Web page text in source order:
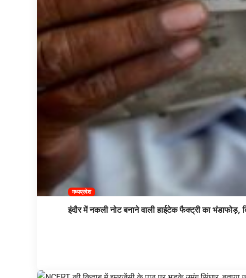
मध्यप्रदेश
इंदौर में नकली नोट बनाने वाली हाईटेक फैक्ट्री का भंडाफोड़,